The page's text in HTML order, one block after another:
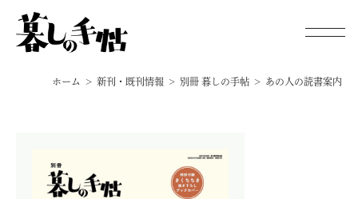
手帖通信
ホーム 新刊・既刊情報 別冊 暮しの手帖 あの人の読書案内